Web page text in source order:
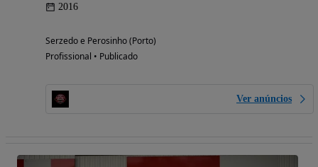
2016
Serzedo e Perosinho (Porto)
Profissional • Publicado
Ver anúncios